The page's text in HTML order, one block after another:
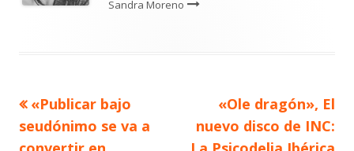
Sandra Moreno
Navegación
de
Artículo
anterior
«Publicar bajo
seudónimo se va a
Artículo
siguiente
«Ole dragón», El
nuevo disco de INC: